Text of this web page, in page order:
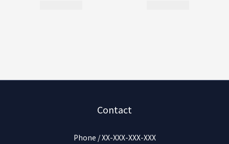
Contact
Phone / XX-XXX-XXX-XXX